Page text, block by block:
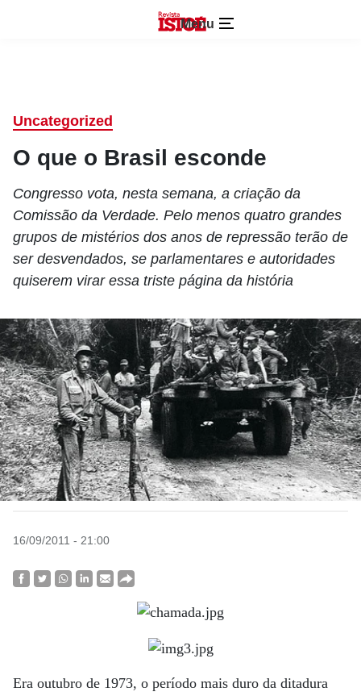
Menu
Uncategorized
O que o Brasil esconde
Congresso vota, nesta semana, a criação da
Comissão da Verdade. Pelo menos quatro grandes
grupos de mistérios dos anos de repressão terão de
ser desvendados, se parlamentares e autoridades
quiserem virar essa triste página da história
16/09/2011 - 21:00
Era outubro de 1973, o perío­do mais duro da ditadura